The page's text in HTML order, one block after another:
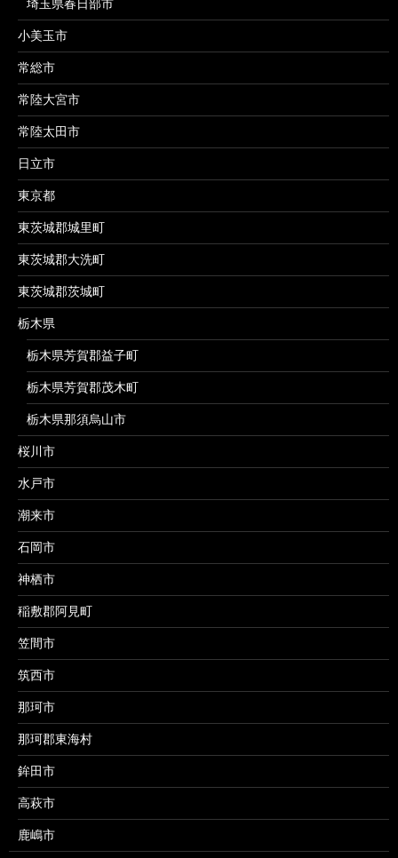
埼玉県春日部市
小美玉市
常総市
常陸大宮市
常陸太田市
日立市
東京都
東茨城郡城里町
東茨城郡大洗町
東茨城郡茨城町
栃木県
栃木県芳賀郡益子町
栃木県芳賀郡茂木町
栃木県那須烏山市
桜川市
水戸市
潮来市
石岡市
神栖市
稲敷郡阿見町
笠間市
筑西市
那珂市
那珂郡東海村
鉾田市
高萩市
鹿嶋市